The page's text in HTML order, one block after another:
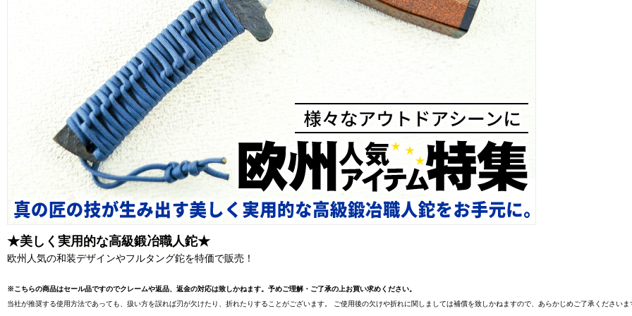
★美しく実用的な高級鍛冶職人鉈★
欧州人気の和装デザインやフルタング鉈を特価で販売！
※こちらの商品はセール品ですのでクレームや返品、返金の対応は致しかねます。予めご理解・ご了承の上お買い求めください。
当社が推奨する使用方法であっても、扱い方を誤れば刃が欠けたり、折れたりすることがございます。 ご使用後の欠けや折れに関しましては補償を致しかねますので、あらかじめご了承くださいま